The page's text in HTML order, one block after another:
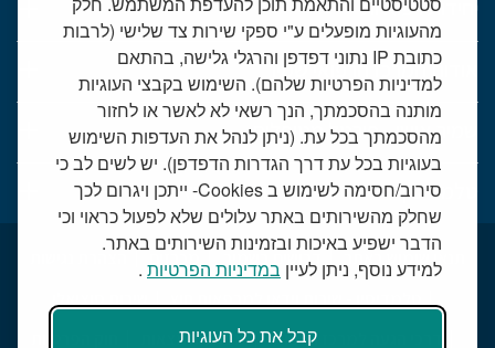
מהעוגיות מופעלים ע"י ספקי שירות צד שלישי (לרבות
כתובת IP נתוני דפדפן והרגלי גלישה, בהתאם
למדיניות הפרטיות שלהם). השימוש בקבצי העוגיות
מותנה בהסכמתך, הנך רשאי לא לאשר או לחזור
מהסכמתך בכל עת. (ניתן לנהל את העדפות השימוש
בעוגיות בכל עת דרך הגדרות הדפדפן). יש לשים לב כי
סירוב/חסימה לשימוש ב Cookies- ייתכן ויגרום לכך
שחלק מהשירותים באתר עלולים שלא לפעול כראוי וכי
הדבר ישפיע באיכות ובזמינות השירותים באתר.
למידע נוסף, ניתן לעיין במדיניות הפרטיות .
קבל את כל העוגיות
יחידות רפואיות
אודות המרכז הרפואי שמיר
שמיר אישי - פורטל מטופלים
טלמדיסין - שירות וידאו למרפאות חוץ
תנאי שימוש באתר דרושים בשמיר מכרזים
הצהרת נגישות
דרכי הגעה למרכז הרפואי
מפת התמצאות